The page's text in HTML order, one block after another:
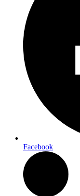
Facebook